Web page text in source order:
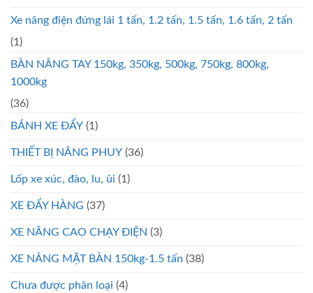
Xe nâng điện đứng lái 1 tấn, 1.2 tấn, 1.5 tấn, 1.6 tấn, 2 tấn
(1)
BÀN NÂNG TAY 150kg, 350kg, 500kg, 750kg, 800kg,
1000kg
(36)
BÁNH XE ĐẨY (1)
THIẾT BỊ NÂNG PHUY (36)
Lốp xe xúc, đào, lu, ủi (1)
XE ĐẨY HÀNG (37)
XE NÂNG CAO CHẠY ĐIỆN (3)
XE NÂNG MẶT BÀN 150kg-1.5 tấn (38)
Chưa được phân loại (4)